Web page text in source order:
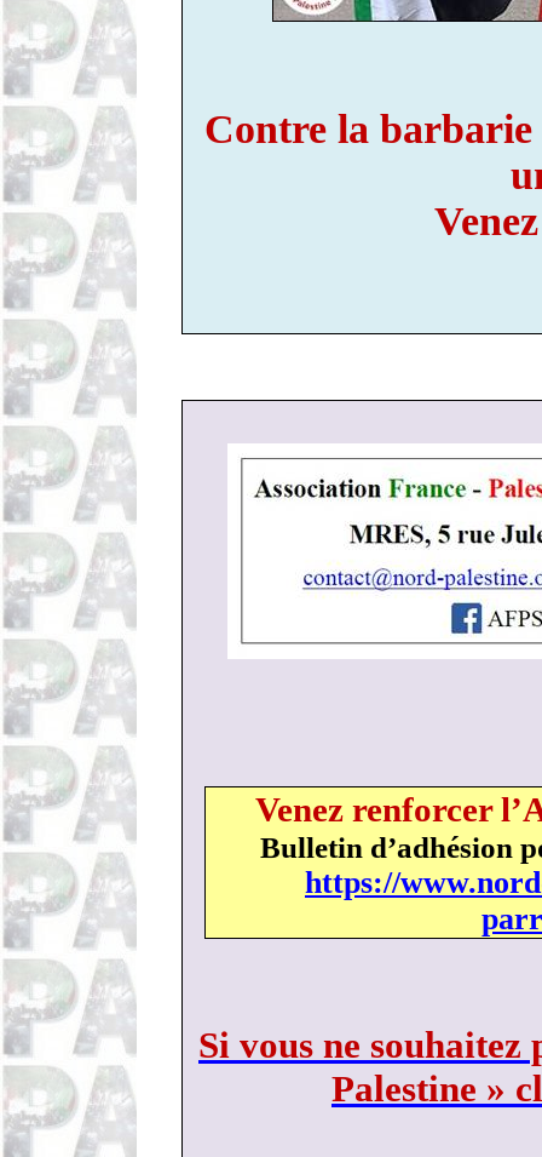
Contre la barbarie
Venez renforcer
Bulletin d’adhésion
https://
Si vous ne souhaitez
Palestine »